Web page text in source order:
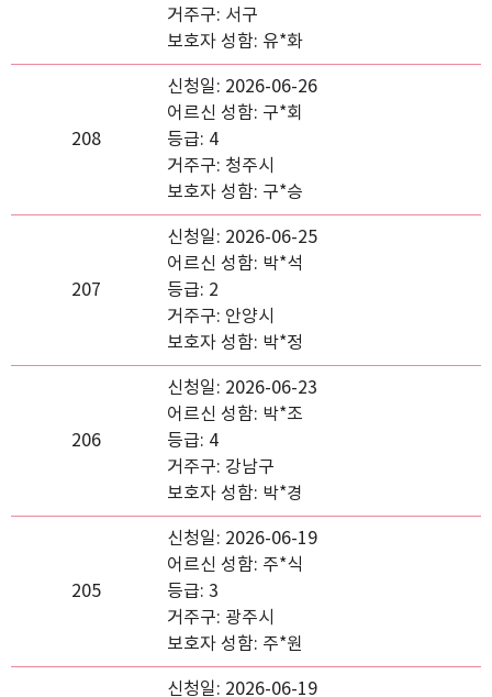
거주구: 서구
보호자 성함: 유*화
208
신청일: 2026-06-26
어르신 성함: 구*회
등급: 4
거주구: 청주시
보호자 성함: 구*승
207
신청일: 2026-06-25
어르신 성함: 박*석
등급: 2
거주구: 안양시
보호자 성함: 박*정
206
신청일: 2026-06-23
어르신 성함: 박*조
등급: 4
거주구: 강남구
보호자 성함: 박*경
205
신청일: 2026-06-19
어르신 성함: 주*식
등급: 3
거주구: 광주시
보호자 성함: 주*원
신청일: 2026-06-19